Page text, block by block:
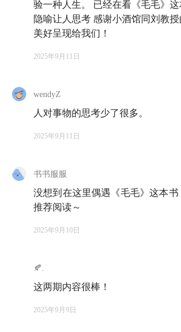
02:28 书比酒更醇厚，它经由时间与
05:48 丰厚与贫乏互为一体的时代，
的「震惊」
07:33
的，是亲身去体验世界在另一个时代中
大一没读完就退学，「直觉上
13:30「退学后的计划是啥？」「没有
候活在梦里，在梦游」💭
读萨特的《存在与虚无》，我觉得这
17:00
户」，结果临下山前口袋里只剩下一块
20:43一份工作从来干不过半年的二
验一种人生。 已经在看《毛毛》
隐喻让人思考 感谢小酒馆同刘教
美好呈现给我们！
2025年9月11日
wendyZ
人对事物的思考少了很多。
2025年9月11日
书书服服
没想到在这里偶遇《毛毛》这本书
推荐阅读～
2025年9月10日
🍂.
这两期内容很棒！
2025年9月9日